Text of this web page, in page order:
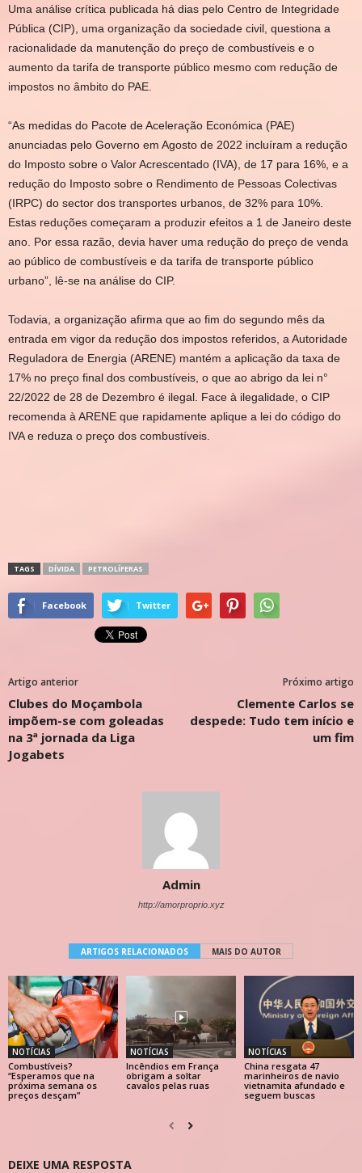
Uma análise crítica publicada há dias pelo Centro de Integridade
Pública (CIP), uma organização da sociedade civil, questiona a
racionalidade da manutenção do preço de combustíveis e o
aumento da tarifa de transporte público mesmo com redução de
impostos no âmbito do PAE.
“As medidas do Pacote de Aceleração Económica (PAE)
anunciadas pelo Governo em Agosto de 2022 incluíram a redução
do Imposto sobre o Valor Acrescentado (IVA), de 17 para 16%, e a
redução do Imposto sobre o Rendimento de Pessoas Colectivas
(IRPC) do sector dos transportes urbanos, de 32% para 10%.
Estas reduções começaram a produzir efeitos a 1 de Janeiro deste
ano. Por essa razão, devia haver uma redução do preço de venda
ao público de combustíveis e da tarifa de transporte público
urbano”, lê-se na análise do CIP.
Todavia, a organização afirma que ao fim do segundo mês da
entrada em vigor da redução dos impostos referidos, a Autoridade
Reguladora de Energia (ARENE) mantém a aplicação da taxa de
17% no preço final dos combustíveis, o que ao abrigo da lei n°
22/2022 de 28 de Dezembro é ilegal. Face à ilegalidade, o CIP
recomenda à ARENE que rapidamente aplique a lei do código do
IVA e reduza o preço dos combustíveis.
TAGS DÍVIDA PETROLÍFERAS
Facebook Twitter
Artigo anterior
Clubes do Moçambola
impõem-se com goleadas
na 3ª jornada da Liga
Jogabets
Próximo artigo
Clemente Carlos se
despede: Tudo tem início e
um fim
Admin
http://amorproprio.xyz
ARTIGOS RELACIONADOS MAIS DO AUTOR
NOTÍCIAS
Combustíveis?
“Esperamos que na
próxima semana os
preços desçam”
NOTÍCIAS
Incêndios em França
obrigam a soltar
cavalos pelas ruas
NOTÍCIAS
China resgata 47
marinheiros de navio
vietnamita afundado e
seguem buscas
DEIXE UMA RESPOSTA